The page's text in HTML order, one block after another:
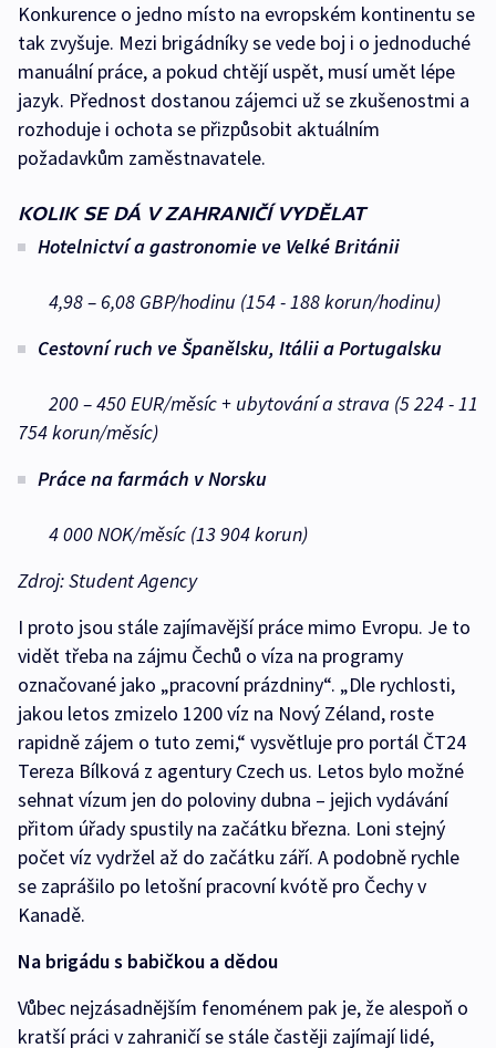
Konkurence o jedno místo na evropském kontinentu se
tak zvyšuje. Mezi brigádníky se vede boj i o jednoduché
manuální práce, a pokud chtějí uspět, musí umět lépe
jazyk. Přednost dostanou zájemci už se zkušenostmi a
rozhoduje i ochota se přizpůsobit aktuálním
požadavkům zaměstnavatele.
KOLIK SE DÁ V ZAHRANIČÍ VYDĚLAT
Hotelnictví a gastronomie ve Velké Británii
4,98 – 6,08 GBP/hodinu (154 - 188 korun/hodinu)
Cestovní ruch ve Španělsku, Itálii a Portugalsku
200 – 450 EUR/měsíc + ubytování a strava (5 224 - 11
754 korun/měsíc)
Práce na farmách v Norsku
4 000 NOK/měsíc (13 904 korun)
Zdroj: Student Agency
I proto jsou stále zajímavější práce mimo Evropu. Je to
vidět třeba na zájmu Čechů o víza na programy
označované jako „pracovní prázdniny“. „Dle rychlosti,
jakou letos zmizelo 1200 víz na Nový Zéland, roste
rapidně zájem o tuto zemi,“ vysvětluje pro portál ČT24
Tereza Bílková z agentury Czech us. Letos bylo možné
sehnat vízum jen do poloviny dubna – jejich vydávání
přitom úřady spustily na začátku března. Loni stejný
počet víz vydržel až do začátku září. A podobně rychle
se zaprášilo po letošní pracovní kvótě pro Čechy v
Kanadě.
Na brigádu s babičkou a dědou
Vůbec nejzásadnějším fenoménem pak je, že alespoň o
kratší práci v zahraničí se stále častěji zajímají lidé,